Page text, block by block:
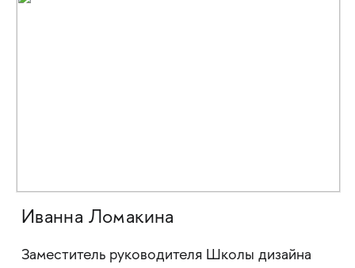
Иванна Ломакина
Заместитель руководителя Школы дизайна